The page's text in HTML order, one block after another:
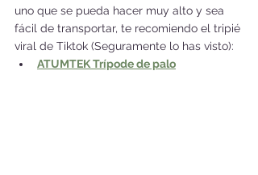
uno que se pueda hacer muy alto y sea
fácil de transportar, te recomiendo el tripié
viral de Tiktok (Seguramente lo has visto):
ATUMTEK Trípode de palo